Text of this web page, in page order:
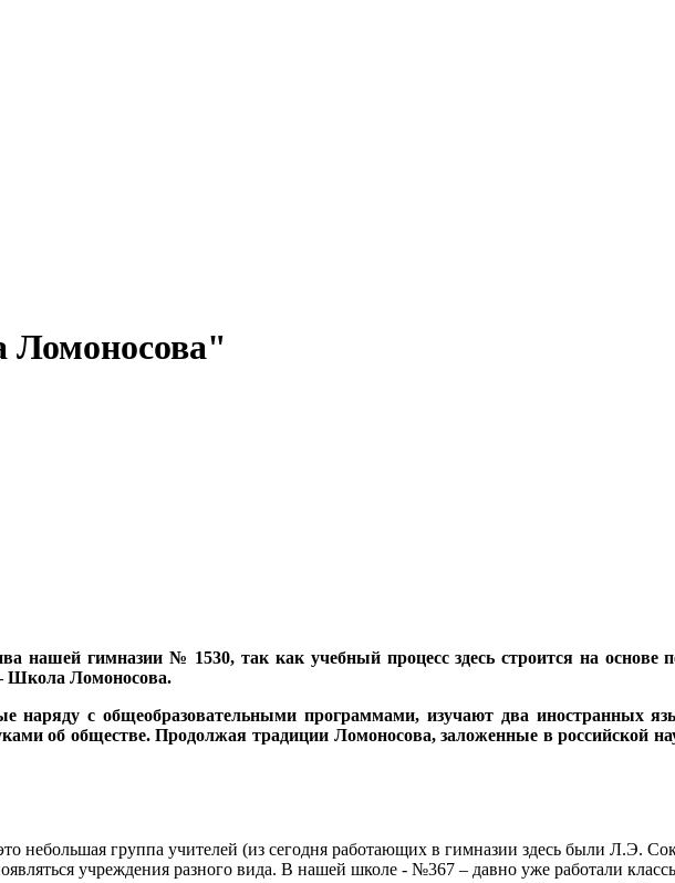
нашей гимназии № 1530, так как учебный процесс здесь строится на основе
Школа Ломоносова.
наряду с общеобразовательными программами, изучают два иностранных
об обществе. Продолжая традиции Ломоносова, заложенные в российской
небольшая группа учителей (из сегодня работающих в гимназии здесь были Л.Э.
учреждения разного вида. В нашей школе - №367 – давно уже работали